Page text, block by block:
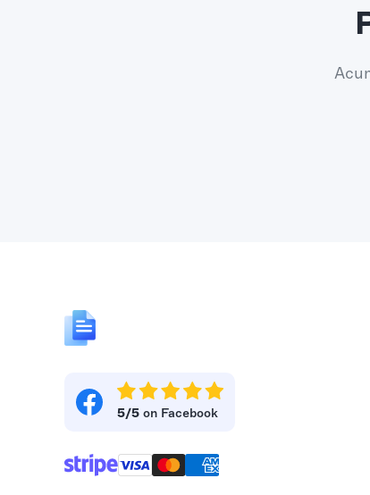
5/5 on Facebook